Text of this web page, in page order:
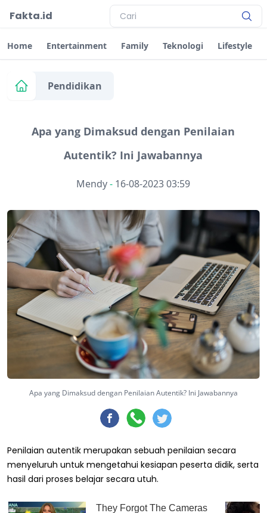
Fakta.id
Home Entertainment Family Teknologi Lifestyle
Pendidikan
Apa yang Dimaksud dengan Penilaian
Autentik? Ini Jawabannya
Mendy- 16-08-2023 03:59
Apa yang Dimaksud dengan Penilaian Autentik? Ini Jawabannya
Penilaian autentik merupakan sebuah penilaian secara
menyeluruh untuk mengetahui kesiapan peserta didik, serta
hasil dari proses belajar secara utuh.